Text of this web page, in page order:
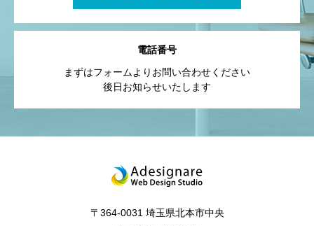
電話番号
まずはフォームよりお問い合わせください
後日お知らせいたします
〒364-0031 埼玉県北本市中央